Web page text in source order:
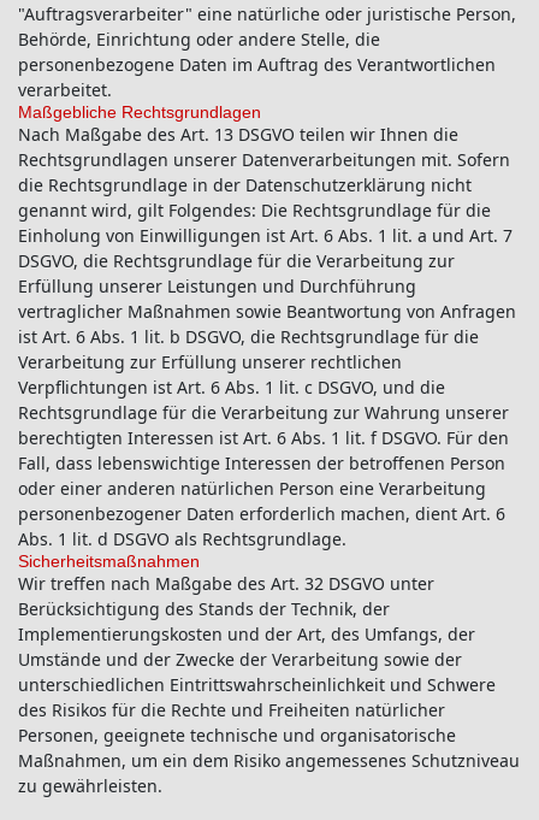
"Auftragsverarbeiter" eine natürliche oder juristische Person,
Behörde, Einrichtung oder andere Stelle, die
personenbezogene Daten im Auftrag des Verantwortlichen
verarbeitet.
Maßgebliche Rechtsgrundlagen
Nach Maßgabe des Art. 13 DSGVO teilen wir Ihnen die
Rechtsgrundlagen unserer Datenverarbeitungen mit. Sofern
die Rechtsgrundlage in der Datenschutzerklärung nicht
genannt wird, gilt Folgendes: Die Rechtsgrundlage für die
Einholung von Einwilligungen ist Art. 6 Abs. 1 lit. a und Art. 7
DSGVO, die Rechtsgrundlage für die Verarbeitung zur
Erfüllung unserer Leistungen und Durchführung
vertraglicher Maßnahmen sowie Beantwortung von Anfragen
ist Art. 6 Abs. 1 lit. b DSGVO, die Rechtsgrundlage für die
Verarbeitung zur Erfüllung unserer rechtlichen
Verpflichtungen ist Art. 6 Abs. 1 lit. c DSGVO, und die
Rechtsgrundlage für die Verarbeitung zur Wahrung unserer
berechtigten Interessen ist Art. 6 Abs. 1 lit. f DSGVO. Für den
Fall, dass lebenswichtige Interessen der betroffenen Person
oder einer anderen natürlichen Person eine Verarbeitung
personenbezogener Daten erforderlich machen, dient Art. 6
Abs. 1 lit. d DSGVO als Rechtsgrundlage.
Sicherheitsmaßnahmen
Wir treffen nach Maßgabe des Art. 32 DSGVO unter
Berücksichtigung des Stands der Technik, der
Implementierungskosten und der Art, des Umfangs, der
Umstände und der Zwecke der Verarbeitung sowie der
unterschiedlichen Eintrittswahrscheinlichkeit und Schwere
des Risikos für die Rechte und Freiheiten natürlicher
Personen, geeignete technische und organisatorische
Maßnahmen, um ein dem Risiko angemessenes Schutzniveau
zu gewährleisten.